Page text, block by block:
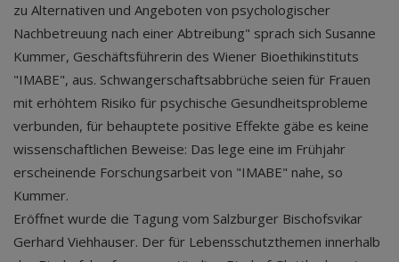
zu Alternativen und Angeboten von psychologischer
Nachbetreuung nach einer Abtreibung" sprach sich Susanne
Kummer, Geschäftsführerin des Wiener Bioethikinstituts
"IMABE", aus. Schwangerschaftsabbrüche seien für Frauen
mit erhöhtem Risiko für psychische Gesundheitsprobleme
verbunden, für behauptete positive Effekte gäbe es keine
wissenschaftlichen Beweise: Das lege eine im Frühjahr
erscheinende Forschungsarbeit von "IMABE" nahe, so
Kummer.
Eröffnet wurde die Tagung vom Salzburger Bischofsvikar
Gerhard Viehhauser. Der für Lebensschutzthemen innerhalb